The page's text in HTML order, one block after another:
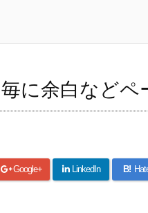
に余白などペ
Google+ LinkedIn B!